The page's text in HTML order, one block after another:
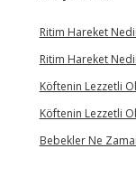
Ritim Hareket
Ritim Hareket
Köftenin Lezzetli
Köftenin Lezzetli
Bebekler Ne